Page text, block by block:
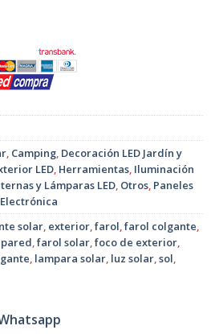
, Camping, Decoración LED Jardín y
LED, Herramientas, Iluminación
y Lámparas LED, Otros, Paneles
solar, exterior,farol,farol colgante,
,farol solar,foco de exterior,
, lampara solar, luz solar,sol,